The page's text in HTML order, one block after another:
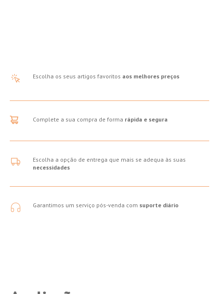
Escolha os seus artigos favoritos aos melhores preços
Complete a sua compra de forma rápida e segura
Escolha a opção de entrega que mais se adequa às suas
necessidades
Garantimos um serviço pós-venda com suporte diário